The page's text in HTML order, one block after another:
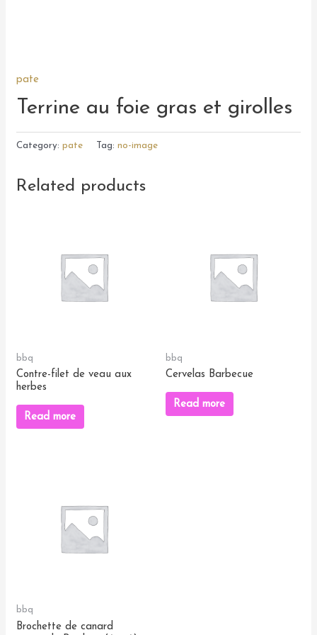
pate
Terrine au foie gras et girolles
Category:pate Tag:no-image
Related products
bbq
Contre-filet de veau aux
herbes
Read more
bbq
Cervelas Barbecue
Read more
bbq
Brochette de canard